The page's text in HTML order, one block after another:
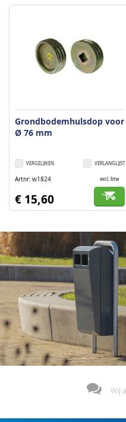
Grondbodemhulsdop voor
Ø 76 mm
VERLANGLIJST
VERGELIJKEN
Artnr w1824 excl. btw
€ 15,60
Wij